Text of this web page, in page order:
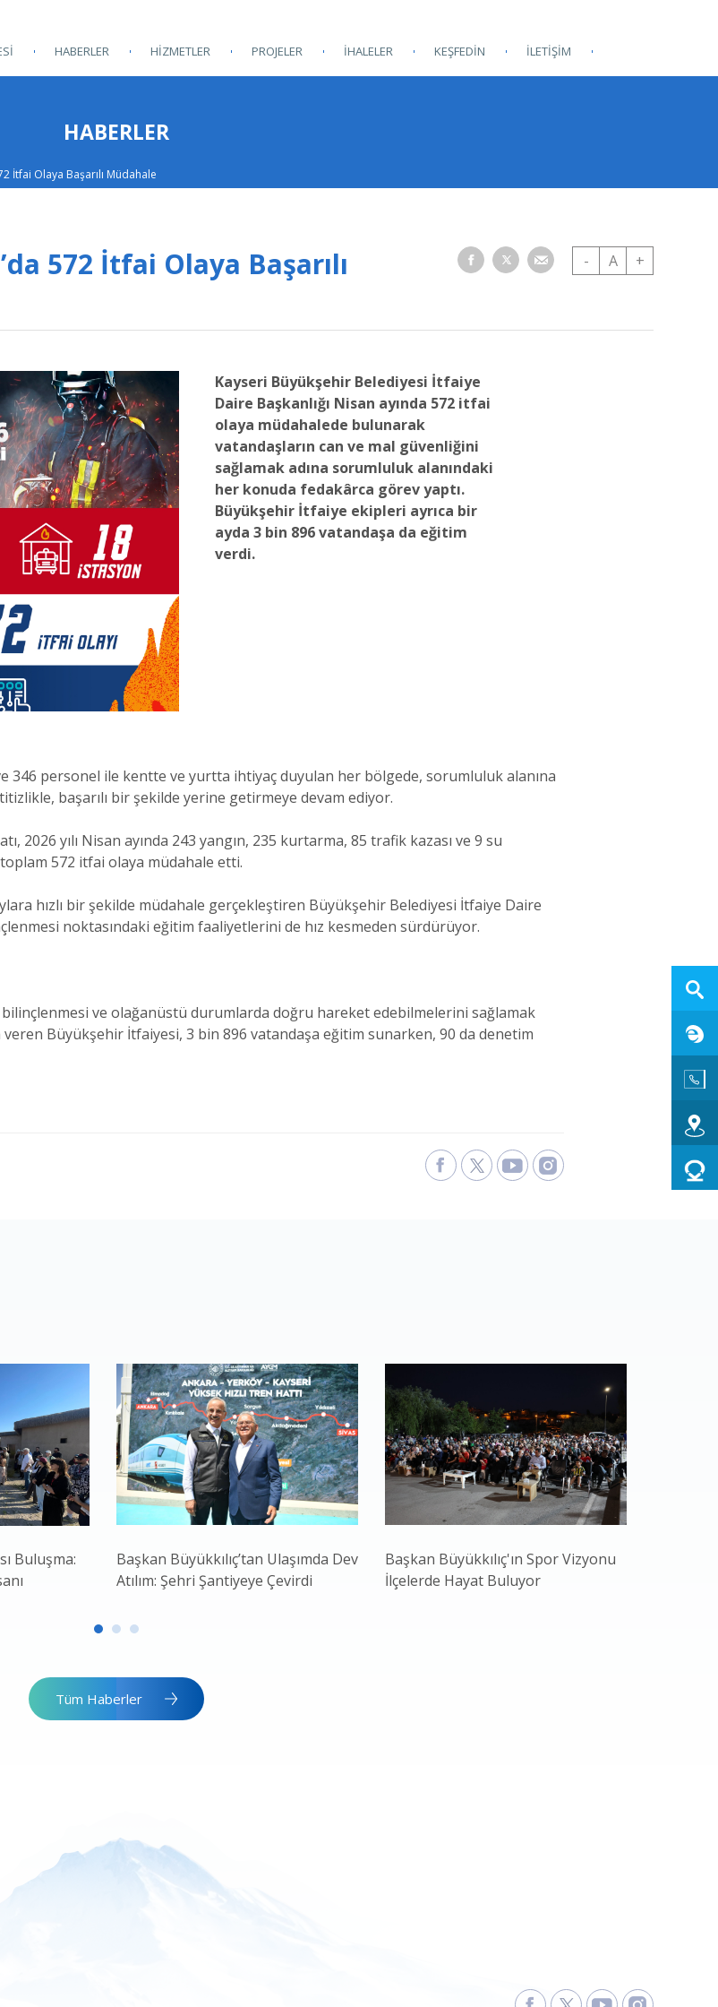
HABERLER HİZMETLER PROJELER İHALELER KEŞFEDİN İLETİŞİM
HABERLER
İtfai Olaya Başarılı Müdahale
572 İtfai Olaya Başarılı
- A +
Kayseri Büyükşehir Belediyesi İtfaiye
Daire Başkanlığı Nisan ayında 572 itfai
olaya müdahalede bulunarak
vatandaşların can ve mal güvenliğini
sağlamak adına sorumluluk alanındaki
her konuda fedakârca görev yaptı.
Büyükşehir İtfaiye ekipleri ayrıca bir
ayda 3 bin 896 vatandaşa da eğitim
verdi.
346 personel ile kentte ve yurtta ihtiyaç duyulan her bölgede, sorumluluk alanına
başarılı bir şekilde yerine getirmeye devam ediyor.
2026 yılı Nisan ayında 243 yangın, 235 kurtarma, 85 trafik kazası ve 9 su
572 itfai olaya müdahale etti.
hızlı bir şekilde müdahale gerçekleştiren Büyükşehir Belediyesi İtfaiye Daire
noktasındaki eğitim faaliyetlerini de hız kesmeden sürdürüyor.
bilinçlenmesi ve olağanüstü durumlarda doğru hareket edebilmelerini sağlamak
veren Büyükşehir İtfaiyesi, 3 bin 896 vatandaşa eğitim sunarken, 90 da denetim
Buluşma:
Başkan Büyükkılıç’tan Ulaşımda Dev
Atılım: Şehri Şantiyeye Çevirdi
Başkan Büyükkılıç'ın Spor Vizyonu
İlçelerde Hayat Buluyor
Tüm Haberler